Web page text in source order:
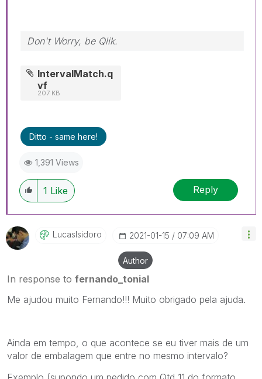
Don't Worry, be Qlik.
IntervalMatch.q
vf
207 KB
Ditto - same here!
1,391 Views
1 Like Reply
LucasIsidoro ‎2021-01-15 07:09 AM
Author
In response to fernando_tonial
Me ajudou muito Fernando!!! Muito obrigado pela ajuda.
Ainda em tempo, o que acontece se eu tiver mais de um
valor de embalagem que entre no mesmo intervalo?